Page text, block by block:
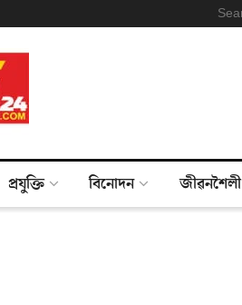
প্ৰযুক্তি বিনোদন জীৱনশৈলী